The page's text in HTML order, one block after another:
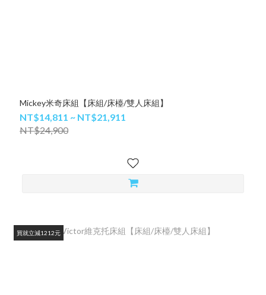
Mickey米奇床組【床組/床檯/雙人床組】
NT$14,811 ~ NT$21,911
NT$24,900
買就立減1212元